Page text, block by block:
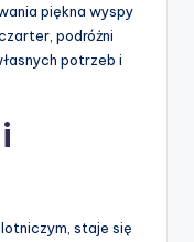
piękna wyspy
podróżni
potrzeb i
staje się